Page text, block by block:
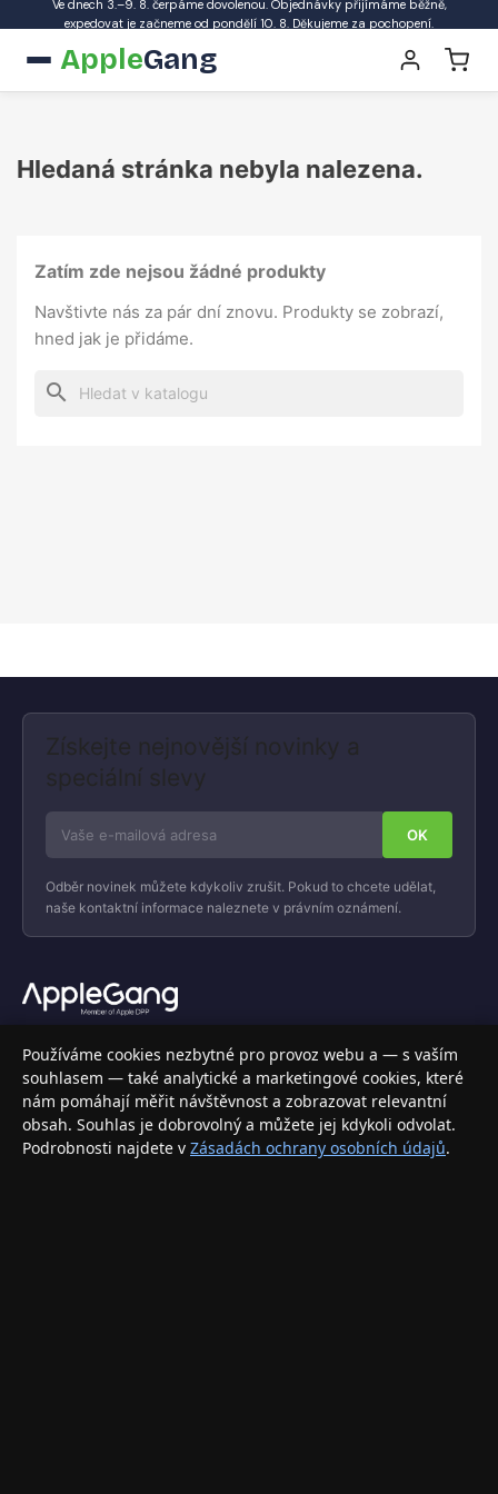
Ve dnech 3.–9. 8. čerpáme dovolenou. Objednávky přijímáme běžně,
expedovat je začneme od pondělí 10. 8. Děkujeme za pochopení.
AppleGang
Hledaná stránka nebyla nalezena.
Zatím zde nejsou žádné produkty
Navštivte nás za pár dní znovu. Produkty se zobrazí,
hned jak je přidáme.
search
Získejte nejnovější novinky a
speciální slevy
Odběr novinek můžete kdykoliv zrušit. Pokud to chcete udělat,
naše kontaktní informace naleznete v právním oznámení.
Váš specializovaný obchod s Apple produkty, příslušenstvím a
elektronikou. Nakupujte bezpečně a s jistotou.
INFORMACE
Doprava a doručení
Používáme cookies nezbytné pro provoz webu a — s vaším
souhlasem — také analytické a marketingové cookies, které
nám pomáhají měřit návštěvnost a zobrazovat relevantní
obsah. Souhlas je dobrovolný a můžete jej kdykoli odvolat.
Podrobnosti najdete v Zásadách ochrany osobních údajů.